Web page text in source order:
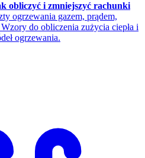
obliczyć i zmniejszyć rachunki
ogrzewania gazem, prądem,
do obliczenia zużycia ciepła i
ogrzewania.